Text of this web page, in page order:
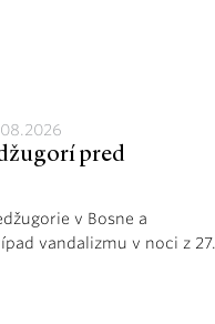
pred
v Bosne a
vandalizmu v noci z 27.